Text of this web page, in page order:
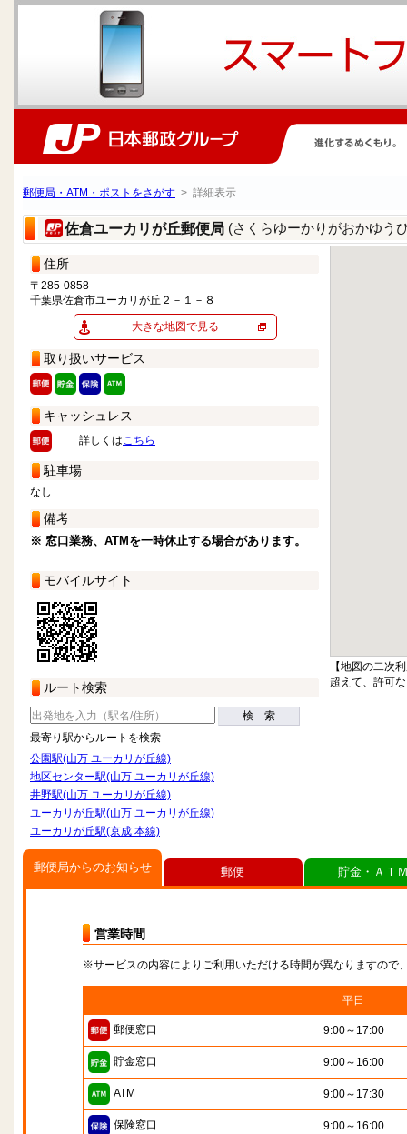
郵便局・ATM・ポストをさがす > 詳細表示
佐倉ユーカリが丘郵便局 (さくらゆーかりがおかゆう
住所
〒285-0858
千葉県佐倉市ユーカリが丘２－１－８
大きな地図で見る
取り扱いサービス
キャッシュレス
詳しくはこちら
駐車場
なし
備考
※ 窓口業務、ATMを一時休止する場合があります。
モバイルサイト
ルート検索
検 索
最寄り駅からルートを検索
公園駅(山万 ユーカリが丘線)
地区センター駅(山万 ユーカリが丘線)
井野駅(山万 ユーカリが丘線)
ユーカリが丘駅(山万 ユーカリが丘線)
ユーカリが丘駅(京成 本線)
【地図の二次
超えて、許可
郵便局からのお知らせ
営業時間
※サービスの内容によりご利用いただける時間が異なりますので
平日
郵便窓口 9:00～17:00
貯金窓口 9:00～16:00
ATM 9:00～17:30
保険窓口 9:00～16:00
郵便 貯金・ＡＴ